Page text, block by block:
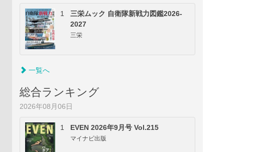
1
三栄ムック 自衛隊新戦力図鑑2026-
2027
三栄
一覧へ
総合ランキング
2026年08月06日
1 EVEN 2026年9月号 Vol.215
マイナビ出版